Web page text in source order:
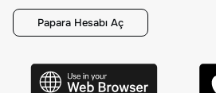
Papara Hesabı Aç